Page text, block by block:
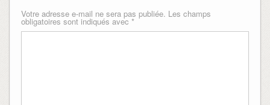
Votre adresse e-mail ne sera pas publiée. Les champs
obligatoires sont indiqués avec *